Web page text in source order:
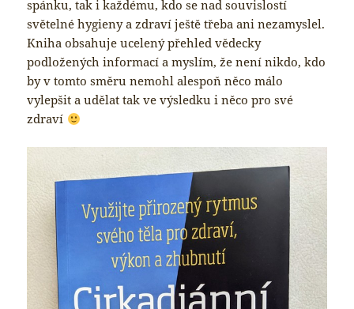
spánku, tak i každému, kdo se nad souvislostí
světelné hygieny a zdraví ještě třeba ani nezamyslel.
Kniha obsahuje ucelený přehled vědecky
podložených informací a myslím, že není nikdo, kdo
by v tomto směru nemohl alespoň něco málo
vylepšit a udělat tak ve výsledku i něco pro své
zdraví